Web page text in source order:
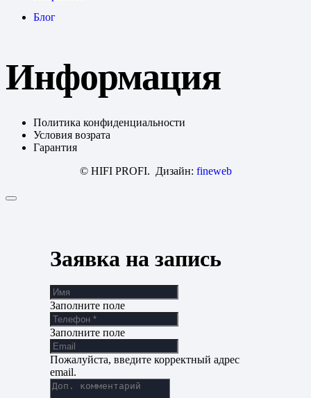
Блог
Информация
Политика конфиденциальности
Условия возрата
Гарантия
© HIFI PROFI. Дизайн: fineweb
Заявка на запись
Заполните поле
Заполните поле
Пожалуйста, введите корректный адрес
email.